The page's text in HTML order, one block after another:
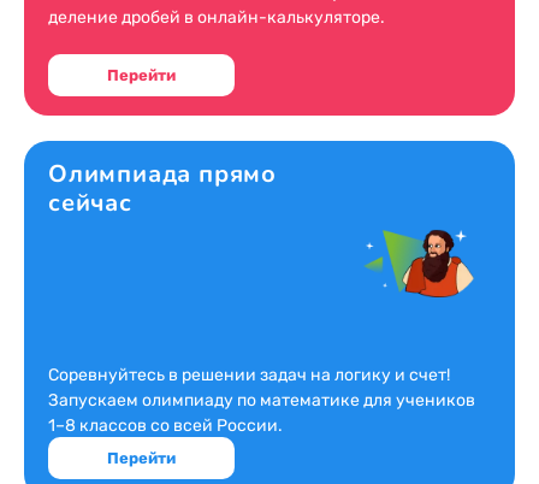
деление дробей в онлайн-калькуляторе.
Перейти
Олимпиада прямо
сейчас
Соревнуйтесь в решении задач на логику и счет!
Запускаем олимпиаду по математике для учеников
1–8 классов со всей России.
Перейти